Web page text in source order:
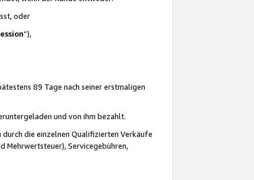
oder
“),
89 Tage nach seiner erstmaligen
und von ihm bezahlt.
die einzelnen Qualifizierten Verkäufe
Mehrwertsteuer), Servicegebühren,